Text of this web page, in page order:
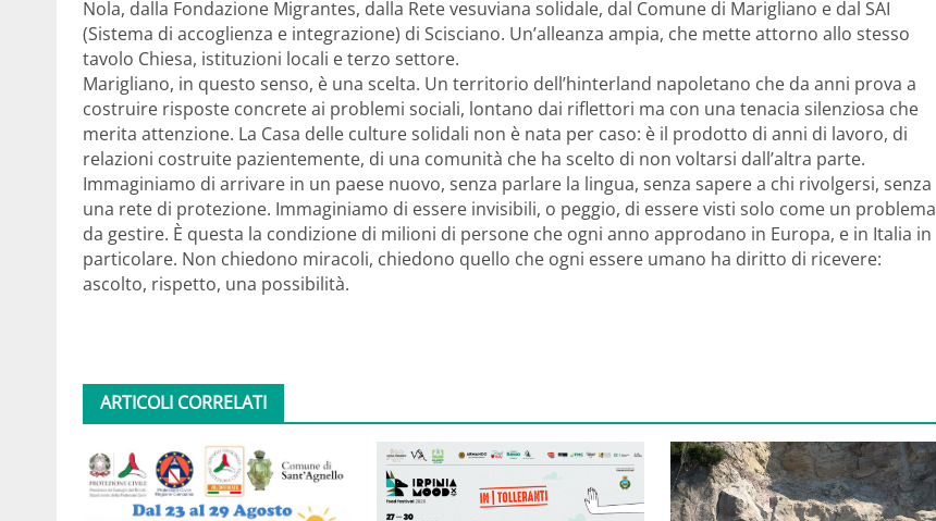
Nola, dalla Fondazione Migrantes, dalla Rete vesuviana solidale, dal Comune di Marigliano e dal SAI
(Sistema di accoglienza e integrazione) di Scisciano. Un’alleanza ampia, che mette attorno allo stesso
tavolo Chiesa, istituzioni locali e terzo settore.
Marigliano, in questo senso, è una scelta. Un territorio dell’hinterland napoletano che da anni prova a
costruire risposte concrete ai problemi sociali, lontano dai riflettori ma con una tenacia silenziosa che
merita attenzione. La Casa delle culture solidali non è nata per caso: è il prodotto di anni di lavoro, di
relazioni costruite pazientemente, di una comunità che ha scelto di non voltarsi dall’altra parte.
Immaginiamo di arrivare in un paese nuovo, senza parlare la lingua, senza sapere a chi rivolgersi, senza
una rete di protezione. Immaginiamo di essere invisibili, o peggio, di essere visti solo come un problema
da gestire. È questa la condizione di milioni di persone che ogni anno approdano in Europa, e in Italia in
particolare. Non chiedono miracoli, chiedono quello che ogni essere umano ha diritto di ricevere:
ascolto, rispetto, una possibilità.
ARTICOLI CORRELATI